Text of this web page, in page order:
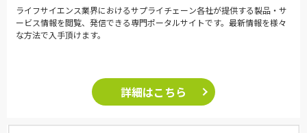
ライフサイエンス業界におけるサプライチェーン各社が提供する製品・サ
ービス情報を閲覧、発信できる専門ポータルサイトです。最新情報を様々
な方法で入手頂けます。
詳細はこちら